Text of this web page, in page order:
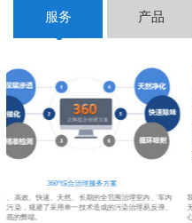
服务 产品
360°综合治理服务方案
深层、高效、快速、天然、长期的全范围治理室内、车内
环境污染，规避了采用单一技术造成的污染治理易反弹、
不彻底的弊端。